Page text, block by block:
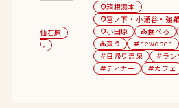
仙石原
location_on 箱根湯本
location_on 宮ノ下・小涌谷・強羅
location_on 小田原 category 食べる category
category 買う tag newopen
tag 日帰り温泉 tag ランチ
tag ディナー tag カフェ